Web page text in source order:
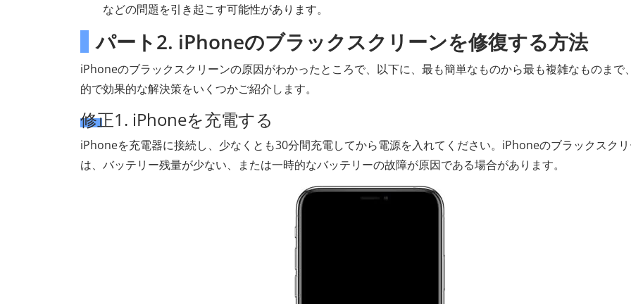
などの問題を引き起こす可能性があります。
パート2. iPhoneのブラックスクリーンを修復する方法
iPhoneのブラックスクリーンの原因がわかったところで、以下に、最も簡単なものから最も複雑なものまで
的で効果的な解決策をいくつかご紹介します。
修正1. iPhoneを充電する
iPhoneを充電器に接続し、少なくとも30分間充電してから電源を入れてください。iPhoneのブラックスク
は、バッテリー残量が少ない、または一時的なバッテリーの故障が原因である場合があります。